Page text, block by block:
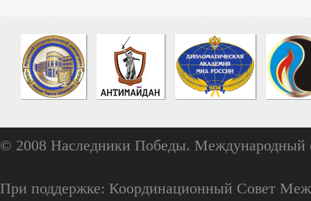
© 2008 Наследники Победы. Международный
При поддержке: Координационный Совет